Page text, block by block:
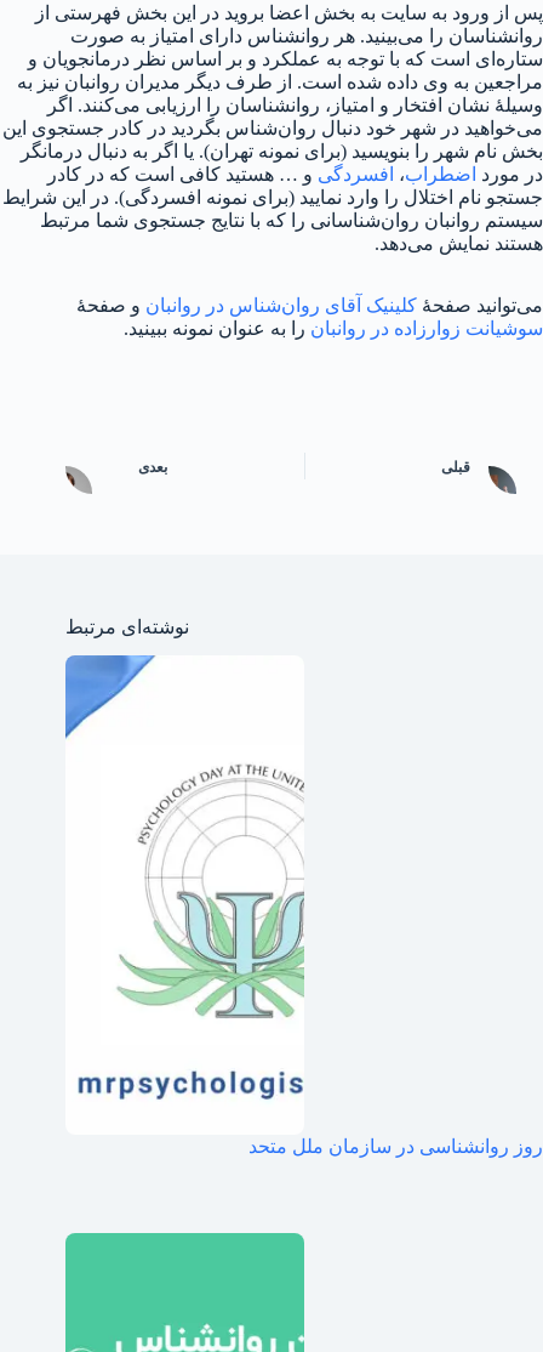
پس از ورود به سایت به بخش اعضا بروید در این بخش فهرستی از
روانشناسان را می‌بینید. هر روانشناس دارای امتیاز به صورت
ستاره‌ای است که با توجه به عملکرد و بر اساس نظر درمانجویان و
مراجعین به وی داده شده است. از طرف دیگر مدیران روانبان نیز به
وسیلهٔ نشان افتخار و امتیاز، روانشناسان را ارزیابی می‌کنند. اگر
می‌خواهید در شهر خود دنبال روان‌شناس بگردید در کادر جستجوی این
بخش نام شهر را بنویسید (برای نمونه تهران). یا اگر به دنبال درمانگر
در مورد اضطراب، افسردگی و … هستید کافی است که در کادر
جستجو نام اختلال را وارد نمایید (برای نمونه افسردگی). در این شرایط
سیستم روانبان روان‌شناسانی را که با نتایج جستجوی شما مرتبط
هستند نمایش می‌دهد.
می‌توانید صفحهٔ کلینیک آقای روان‌شناس در روانبان و صفحهٔ
سوشیانت زوارزاده در روانبان را به عنوان نمونه ببینید.
قبلی بعدی
نوشته‌ای مرتبط
روز روانشناسی در سازمان ملل متحد